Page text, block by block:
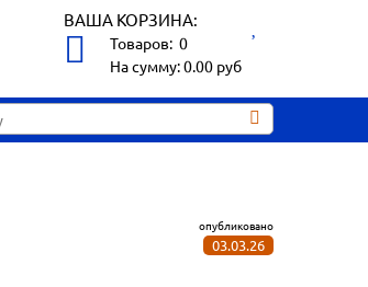
ВАША КОРЗИНА:
Товаров: 0
На сумму:0.00 руб
опубликовано
03.03.26